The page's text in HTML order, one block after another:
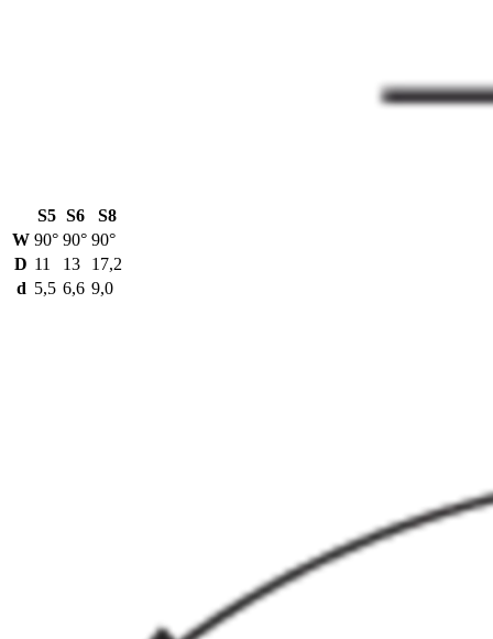
S5 S6
S8
W 90° 90° 90°
D 11 13
17,2
d 5,5 6,6 9,0